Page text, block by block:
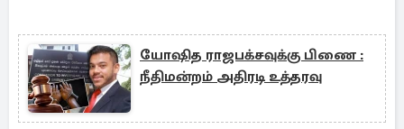
யோஷித ராஜபக்சவுக்கு பிணை :
நீதிமன்றம் அதிரடி உத்தரவு